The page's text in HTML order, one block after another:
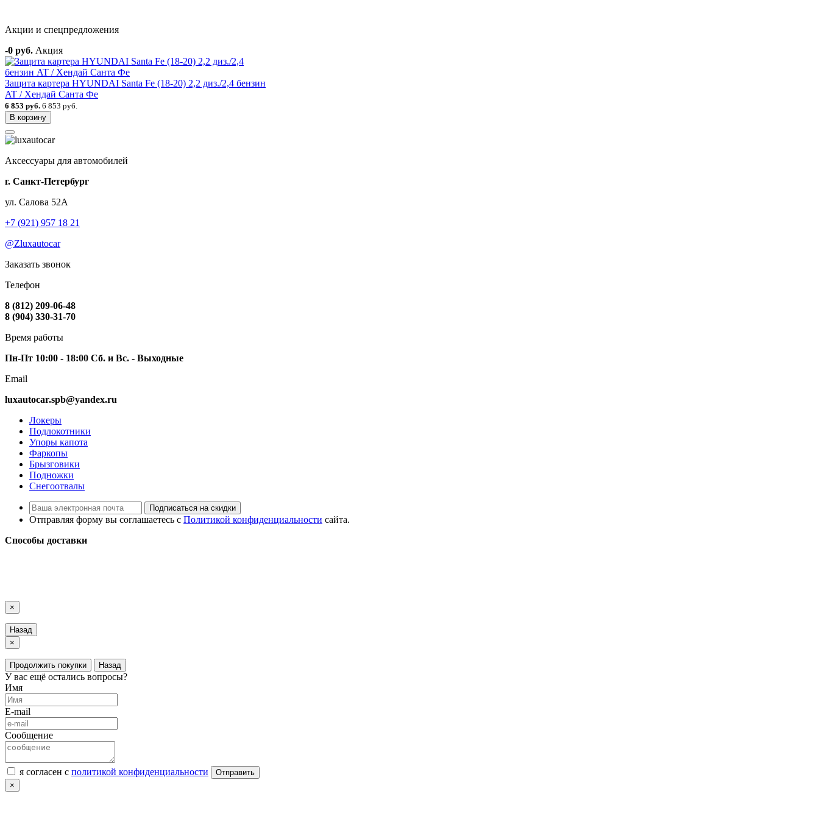
Акции и спецпредложения
-0 руб. Акция
Защита картера HYUNDAI Santa Fe (18-20) 2,2 диз./2,4 бензин
AT / Хендай Санта Фе
6 853 руб. 6 853 руб.
В корзину
Аксессуары для автомобилей
г. Санкт-Петербург
ул. Салова 52А
+7 (921) 957 18 21
@Zluxautocar
Заказать звонок
Телефон
8 (812) 209-06-48
8 (904) 330-31-70
Время работы
Пн-Пт 10:00 - 18:00 Сб. и Вс. - Выходные
Email
luxautocar.spb@yandex.ru
Локеры
Подлокотники
Упоры капота
Фаркопы
Брызговики
Подножки
Снегоотвалы
Подписаться на скидки
Отправляя форму вы соглашаетесь с Политикой конфиденциальности сайта.
Способы доставки
×
Назад
×
Продолжить покупки Назад
У вас ещё остались вопросы?
Имя
E-mail
Сообщение
я согласен с политикой конфиденциальности
Отправить
×